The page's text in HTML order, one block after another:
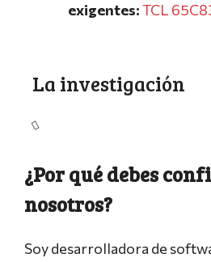
exigentes:TCL
La investigación
¿Por qué debes
nosotros?
Soy desarrolladora de